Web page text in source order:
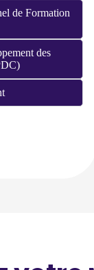
de Formation
des